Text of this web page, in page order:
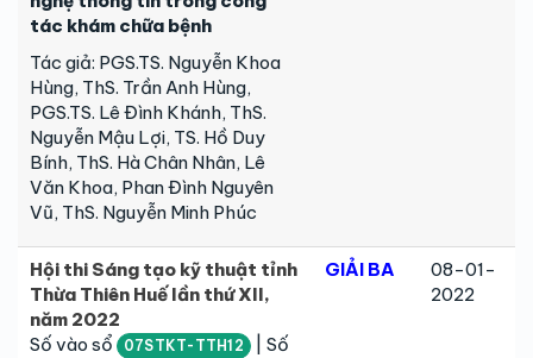
tác khám chữa bệnh
Tác giả: PGS.TS. Nguyễn Khoa
Hùng, ThS. Trần Anh Hùng,
PGS.TS. Lê Đình Khánh, ThS.
Nguyễn Mậu Lợi, TS. Hồ Duy
Bính, ThS. Hà Chân Nhân, Lê
Văn Khoa, Phan Đình Nguyên
Vũ, ThS. Nguyễn Minh Phúc
Hội thi Sáng tạo kỹ thuật tỉnh
Thừa Thiên Huế lần thứ XII,
năm 2022
Số vào sổ
07STKT-TTH12 | Số
GIẢI BA
08-01-
2022